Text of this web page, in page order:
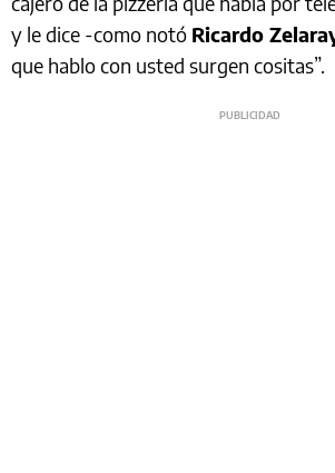
y le dice -como notó Ricardo
que hablo con usted surgen cositas”.